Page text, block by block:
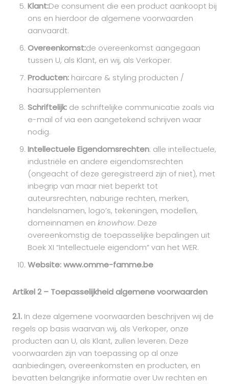
Klant:De consument die een product aankoopt bij
ons en hierdoor de algemene voorwaarden
aanvaardt.
Overeenkomst:de overeenkomst aangegaan
tussen U, als Klant, en wij, als Verkoper.
Producten: haircare & styling producten /
haarsupplementen
Schriftelijk: de schriftelijke communicatie zoals via
e-mail of via een aangetekend schrijven waar
nodig.
Intellectuele Eigendomsrechten: alle intellectuele,
industriële en andere eigendomsrechten
(ongeacht of deze geregistreerd zijn of niet), met
inbegrip van maar niet beperkt tot
auteursrechten, naburige rechten, merken,
handelsnamen, logo’s, tekeningen, modellen,
domeinnamen en knowhow. Deze
overeenkomstig de toepasselijke bepalingen uit
Boek XI “Intellectuele eigendom” van het WER.
Website: www.omme-famme.be
Artikel 2 – Toepasselijkheid algemene voorwaarden
2.1. In deze algemene voorwaarden beschrijven wij de
regels op basis waarvan wij, als Verkoper, onze
producten aan U, als Klant, zullen leveren. Deze
voorwaarden zijn van toepassing op al onze
aanbiedingen, overeenkomsten en producten, en
bevatten belangrijke informatie over Uw rechten en